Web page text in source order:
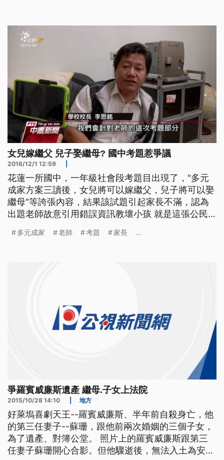
不滿。 ==聲音來源 學生家長=== 真是狗屁倒灶 我
覺得他
女兒嫁繼父 兒子娶繼母? 國中考題惹爭議
2016/12/1 12:59
花蓮一所國中，一年級社會段考題目出現了，"多元
成家方案三讀後，女兒將可以嫁繼父，兒子將可以娶
繼母"等誇張內容，結果該試題引起家長不滿，認為
出題老師故意引用錯誤資訊教壞小孩 就是這張公民
以嫁繼父，兒子可以娶繼母，而且家庭中配偶可以三
多元成家 老師 考題 家長 ...
爭羅賓威廉斯遺產 繼母.子女上法院
2015/10/28 14:10 地方
好萊塢喜劇天王--羅賓威廉斯、半年前自殺身亡，他
的第三任妻子--蘇珊，跟他前兩次婚姻的三個子女，
為了遺產、對簿公堂。 照片上的羅賓威廉斯跟第三
任妻子蘇珊開心合影。但他驟逝後，無法入土為安。